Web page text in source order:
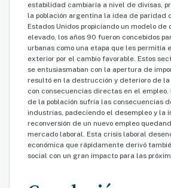
estabilidad cambiaría a nivel de divisas,
la población argentina la idea de paridad
Estados Unidos propiciando un modelo de
elevado, los años 90 fueron concebidos
urbanas como una etapa que les permitía
exterior por el cambio favorable. Estos
se entusiasmaban con la apertura de
resultó en la destrucción y deterioro de
con consecuencias directas en el
de la población sufría las consecuencias
industrias, padeciendo el desempleo y la
reconversión de un nuevo empleo
mercado laboral. Esta crisis laboral
económica que rápidamente derivó
social con un gran impacto para las